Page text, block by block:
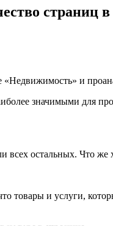
страниц
и
значимыми для
остальных. Что же
товары и услуги,